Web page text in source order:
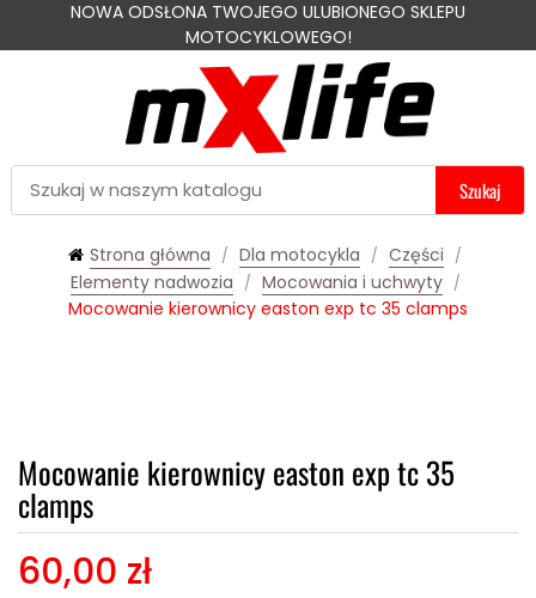
NOWA ODSŁONA TWOJEGO ULUBIONEGO SKLEPU
MOTOCYKLOWEGO!
Szukaj
Strona główna Dla motocykla
Części
Elementy nadwozia
Mocowania i uchwyty
Mocowanie kierownicy easton exp tc 35 clamps
Mocowanie kierownicy easton exp tc 35
clamps
60,00 zł